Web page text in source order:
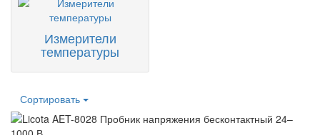
Измерители
температуры
Сортировать